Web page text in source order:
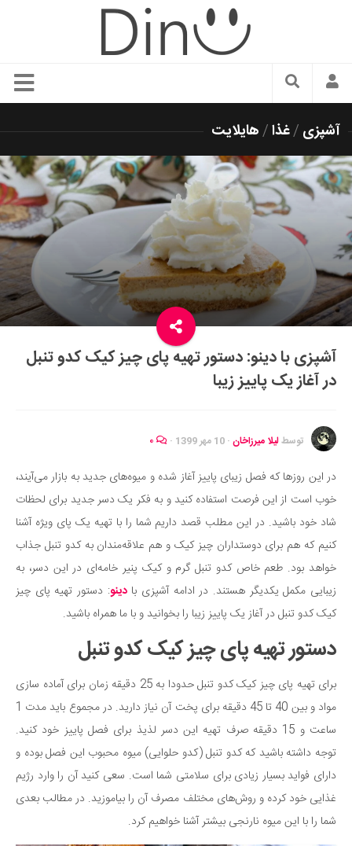
سبک زندگی
زیبایی و آرایش
شیک پوشی
دکوراسیون و چیدمان
رستوران گردی
آشپزی
سفر و گردشگری
ایران گردی
جهان گردی
موفقیت و مهارت‌های فردی
تغذیه سالم
بهداشت
بیماری و درمان
کودک و مادر
ورزش و تندرستی
روانشناسی
مراکز پزشکی و دارویی
فرهنگ و هنر
سینما و تئاتر
تلویزیون
موسیقی
چهره‌ها
عکاسی و هنرهای تجسمی
آشپزی /غذا/هایلایت
آشپزی با دینو: دستور تهیه پای چیز کیک کدو تنبل
در آغاز یک پاییز زیبا
توسطلیلا میرزاخان · 10 مهر 1399 ·
در این روزها که فصل زیبای پاییز آغاز شده و میوه‌های جدید به بازار می‌آیند،
خوب است از این فرصت استفاده کنید و به فکر یک دسر جدید برای لحظات
شاد خود باشید. در این مطلب قصد داریم شما را با تهیه یک پای ویژه آشنا
کنیم که هم برای دوستداران چیز کیک و هم علاقه‌مندان به کدو تنبل جذاب
خواهد بود. طعم خاص کدو تنبل گرم و کیک پنیر خامه‌ای در این دسر، به
زیبایی مکمل یکدیگر هستند. در ادامه آشپزی بادینو: دستور تهیه پای چیز
کیک کدو تنبل در آغاز یک پاییز زیبا را بخوانید و با ما همراه باشید.
دستور تهیه پای چیز کیک کدو تنبل
برای تهیه پای چیز کیک کدو تنبل حدودا به 25 دقیقه زمان برای آماده سازی
مواد و بین 40 تا 45 دقیقه برای پخت آن نیاز دارید. در مجموع باید مدت 1
ساعت و 15 دقیقه صرف تهیه این دسر لذیذ برای فصل پاییز خود کنید.
توجه داشته باشید که کدو تنبل (کدو حلوایی) میوه محبوب این فصل بوده و
دارای فواید بسیار زیادی برای سلامتی شما است. سعی کنید آن را وارد رژیم
غذایی خود کرده و روش‌های مختلف مصرف آن را بیاموزید. در مطالب بعدی
شما را با این میوه نارنجی بیشتر آشنا خواهیم کرد.